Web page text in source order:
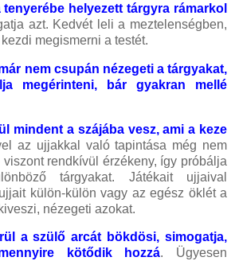
helyezett tárgyra rámarkol
azt. Kedvét leli a meztelenségben,
megismerni a testét.
nem csupán nézegeti a tárgyakat,
megérinteni, bár gyakran mellé
mindent a szájába vesz, ami a keze
az ujjakkal való tapintása még nem
rendkívül érzékeny, így próbálja
tárgyakat. Játékait ujjaival
külön-külön vagy az egész öklét a
nézegeti azokat.
a szülő arcát bökdösi, simogatja,
kötődik
hozzá. Ügyesen